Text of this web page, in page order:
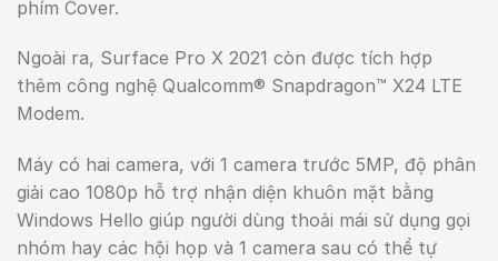
phím Cover.
Ngoài ra, Surface Pro X 2021 còn được tích hợp
thêm công nghệ Qualcomm® Snapdragon™ X24 LTE
Modem.
Máy có hai camera, với 1 camera trước 5MP, độ phân
giải cao 1080p hỗ trợ nhận diện khuôn mặt bằng
Windows Hello giúp người dùng thoải mái sử dụng gọi
nhóm hay các hội họp và 1 camera sau có thể tự